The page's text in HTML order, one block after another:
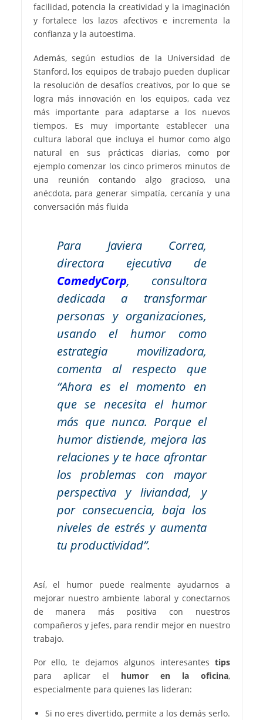
facilidad, potencia la creatividad y la imaginación
y fortalece los lazos afectivos e incrementa la
confianza y la autoestima.
Además, según estudios de la Universidad de
Stanford, los equipos de trabajo pueden duplicar
la resolución de desafíos creativos, por lo que se
logra más innovación en los equipos, cada vez
más importante para adaptarse a los nuevos
tiempos. Es muy importante establecer una
cultura laboral que incluya el humor como algo
natural en sus prácticas diarias, como por
ejemplo comenzar los cinco primeros minutos de
una reunión contando algo gracioso, una
anécdota, para generar simpatía, cercanía y una
conversación más fluida
Para Javiera Correa,
directora ejecutiva de
ComedyCorp, consultora
dedicada a transformar
personas y organizaciones,
usando el humor como
estrategia movilizadora,
comenta al respecto que
“Ahora es el momento en
que se necesita el humor
más que nunca. Porque el
humor distiende, mejora las
relaciones y te hace afrontar
los problemas con mayor
perspectiva y liviandad, y
por consecuencia, baja los
niveles de estrés y aumenta
tu productividad”.
Así, el humor puede realmente ayudarnos a
mejorar nuestro ambiente laboral y conectarnos
de manera más positiva con nuestros
compañeros y jefes, para rendir mejor en nuestro
trabajo.
Por ello, te dejamos algunos interesantes tips
para aplicar el humor en la oficina,
especialmente para quienes las lideran:
Si no eres divertido, permite a los demás serlo.